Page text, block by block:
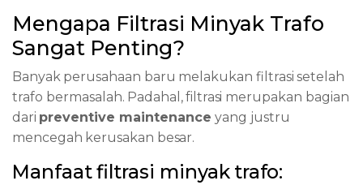
Mengapa Filtrasi Minyak Trafo
Sangat Penting?
Banyak perusahaan baru melakukan filtrasi setelah
trafo bermasalah. Padahal,filtrasi merupakan bagian
dari preventive maintenance yang justru
mencegah kerusakan besar.
Manfaatfiltrasi minyak trafo: